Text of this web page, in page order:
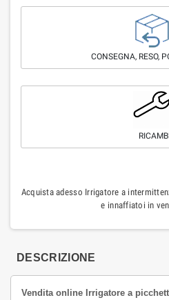
CONSEGNA, RESO,
Acquista adesso Irrigatore a
e innaffiatoi in
DESCRIZIONE
Vendita online Irrigatore a